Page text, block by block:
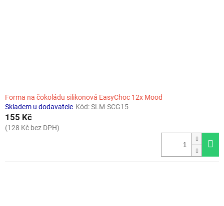
Forma na čokoládu silikonová EasyChoc 12x Mood
Skladem u dodavatele Kód:SLM-SCG15
155 Kč
(128 Kč bez DPH)